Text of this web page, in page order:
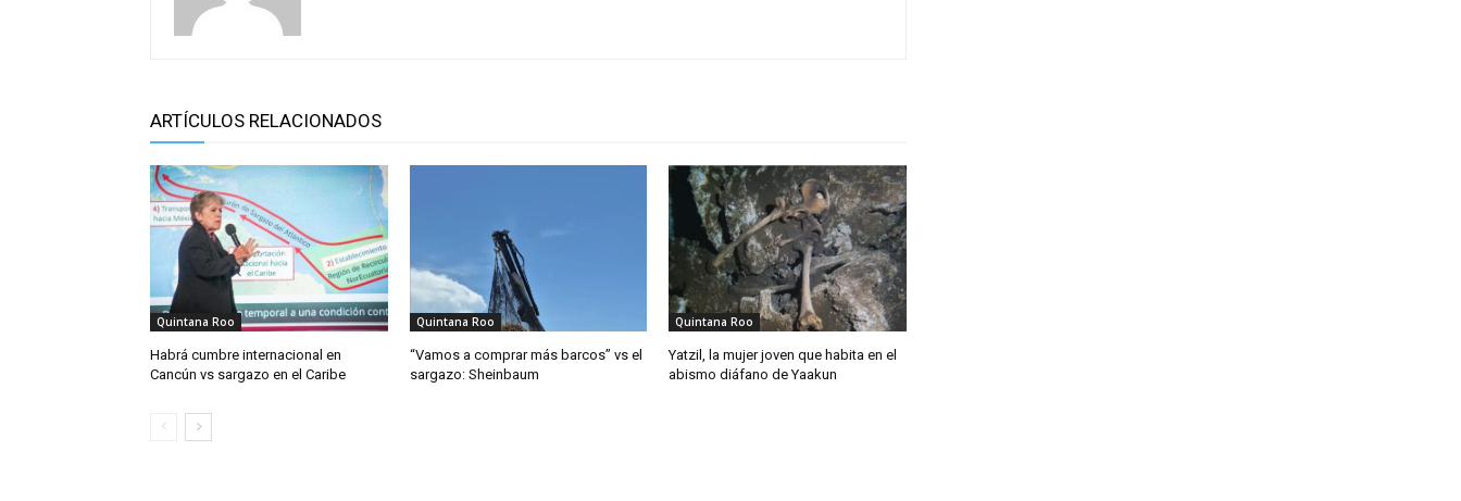
ARTÍCULOS RELACIONADOS
Quintana Roo
Habrá cumbre internacional en
Cancún vs sargazo en el Caribe
Quintana Roo
“Vamos a comprar más barcos” vs el
sargazo: Sheinbaum
Quintana Roo
Yatzil, la mujer joven que habita en el
abismo diáfano de Yaakun